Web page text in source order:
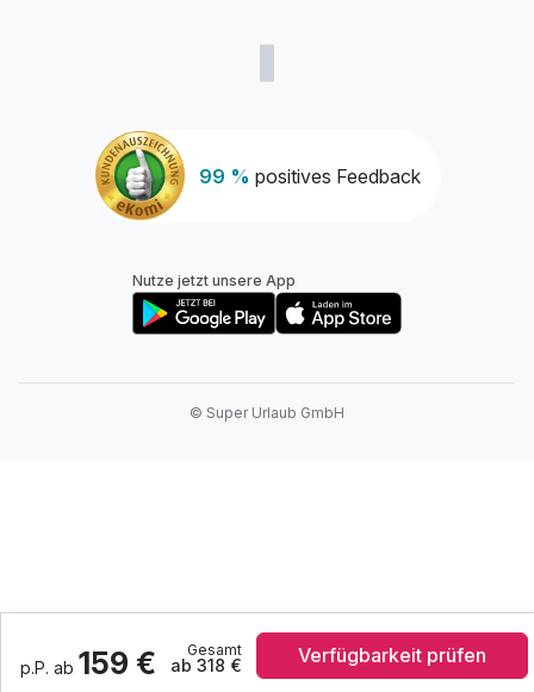
p.P. ab 159 € Gesamt
ab 318 € Verfügbarkeit prüfen
99 % positives Feedback
Nutze jetzt unsere App
© Super Urlaub GmbH